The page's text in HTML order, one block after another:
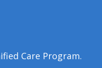
Care Program.